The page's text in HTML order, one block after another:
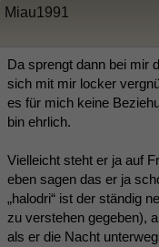
Miau1991
Da sprengt dann bei mir
sich mit mir locker
es für mich keine
bin ehrlich.
Vielleicht steht er ja auf
eben sagen das er ja
„halodri“ ist der ständig
zu verstehen gegeben),
als er die Nacht